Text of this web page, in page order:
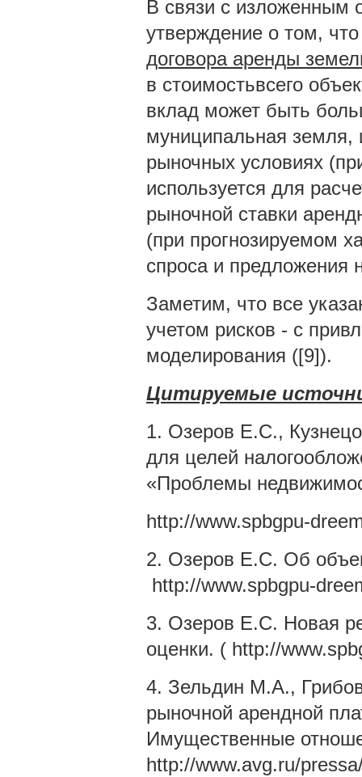
В связи с изложенным
утверждение о том,
договора аренды
в стоимостьвсего
вклад может быть
муниципальная земля,
рыночных условиях
используется для
рыночной ставки
(при прогнозируемом
спроса и предложения
Заметим, что все
учетом рисков - с
моделирования ([9]).
Цитируемые
1. Озеров Е.С.,
для целей
«Проблемы
http://www.spbgpu-
2. Озеров Е.С. Об
http://www.spbgpu-
3. Озеров Е.С. Новая
оценки. ( http://
4. Зельдин М.А.,
рыночной арендной
Имущественные
http://www.avg.ru/